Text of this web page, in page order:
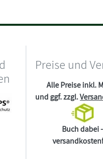
Preise und
Alle Preise inkl.
und ggf. zzgl.
Buch dabei -